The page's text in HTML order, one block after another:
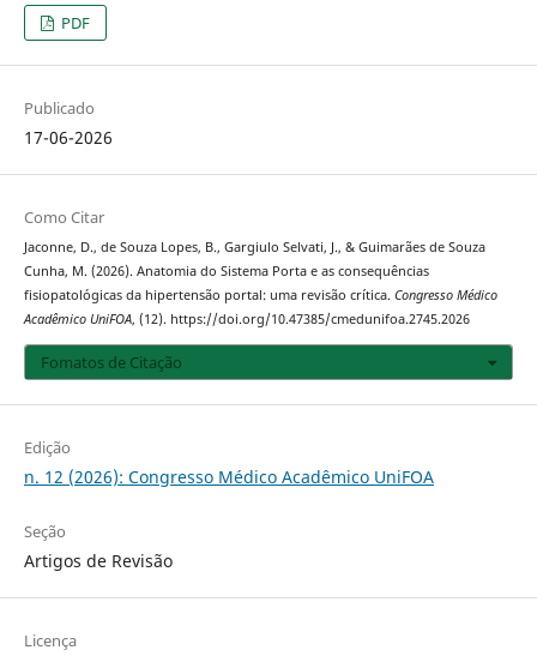
PDF
Publicado
17-06-2026
Como Citar
Jaconne, D., de Souza Lopes, B., Gargiulo Selvati, J., & Guimarães de Souza
Cunha, M. (2026). Anatomia do Sistema Porta e as consequências
fisiopatológicas da hipertensão portal: uma revisão crítica. Congresso Médico
Acadêmico UniFOA, (12). https://doi.org/10.47385/cmedunifoa.2745.2026
Fomatos de Citação
Edição
n. 12 (2026): Congresso Médico Acadêmico UniFOA
Seção
Artigos de Revisão
Licença